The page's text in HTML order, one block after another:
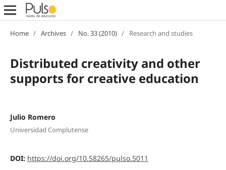
Home / Archives / No. 33 (2010) / Research and studies
Distributed creativity and other
supports for creative education
Julio Romero
Universidad Complutense
DOI: https://doi.org/10.58265/pulso.5011